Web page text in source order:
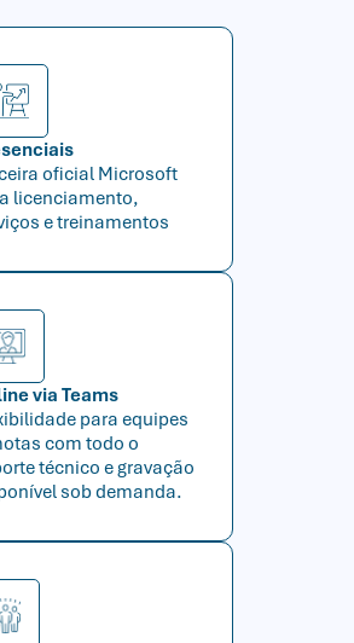
oficial Microsoft
licenciamento,
e treinamentos
via Teams
para equipes
com todo o
técnico e gravação
sob demanda.